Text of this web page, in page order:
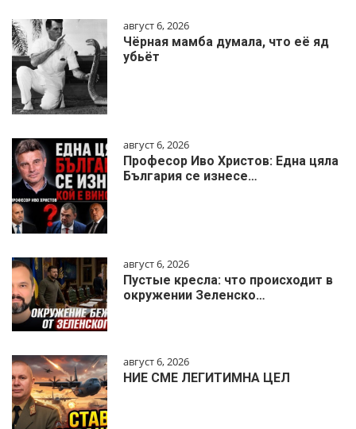
август 6, 2026
Чёрная мамба думала, что её яд
убьёт
август 6, 2026
Професор Иво Христов: Една цяла
България се изнесе…
август 6, 2026
Пустые кресла: что происходит в
окружении Зеленско…
август 6, 2026
НИЕ СМЕ ЛЕГИТИМНА ЦЕЛ